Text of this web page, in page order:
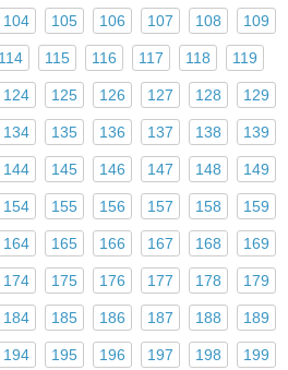
104 105 106 107 108 109
114 115 116 117 118 119
124 125 126 127 128 129
134 135 136 137 138 139
144 145 146 147 148 149
154 155 156 157 158 159
164 165 166 167 168 169
174 175 176 177 178 179
184 185 186 187 188 189
194 195 196 197 198 199